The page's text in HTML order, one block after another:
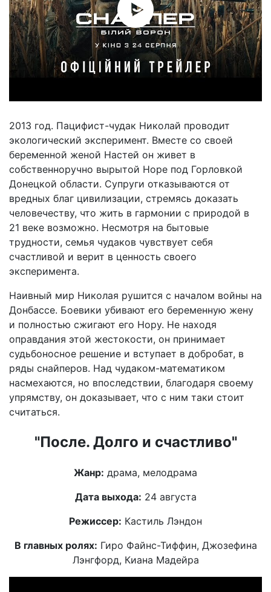
2013 год. Пацифист-чудак Николай проводит
экологический эксперимент. Вместе со своей
беременной женой Настей он живет в
собственноручно вырытой Норе под Горловкой
Донецкой области. Супруги отказываются от
вредных благ цивилизации, стремясь доказать
человечеству, что жить в гармонии с природой в
21 веке возможно. Несмотря на бытовые
трудности, семья чудаков чувствует себя
счастливой и верит в ценность своего
эксперимента.
Наивный мир Николая рушится с началом войны на
Донбассе. Боевики убивают его беременную жену
и полностью сжигают его Нору. Не находя
оправдания этой жестокости, он принимает
судьбоносное решение и вступает в добробат, в
ряды снайперов. Над чудаком-математиком
насмехаются, но впоследствии, благодаря своему
упрямству, он доказывает, что с ним таки стоит
считаться.
"После. Долго и счастливо"
Жанр: драма, мелодрама
Дата выхода: 24 августа
Режиссер: Кастиль Лэндон
В главных ролях: Гиро Файнс-Тиффин, Джозефина
Лэнгфорд, Киана Мадейра